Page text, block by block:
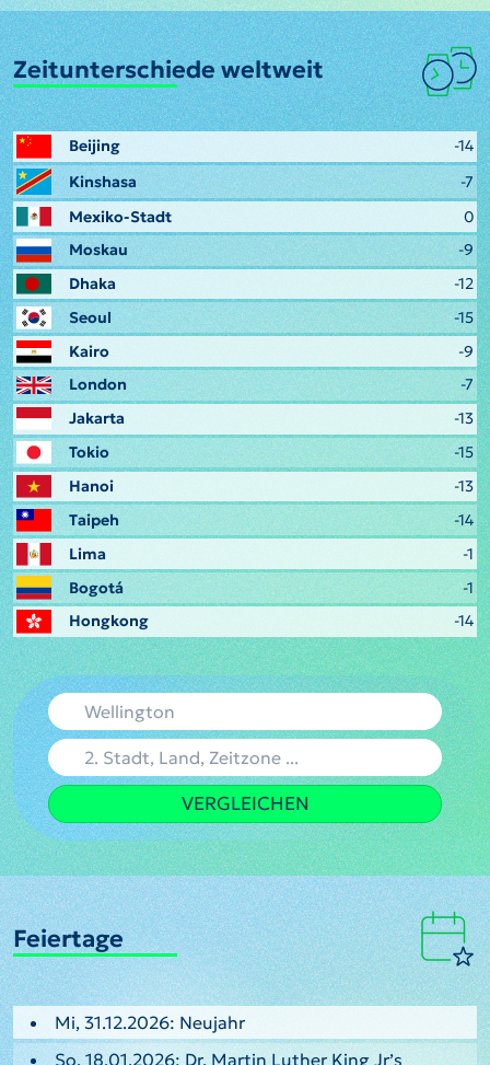
Zeitunterschiede weltweit
Beijing
-14
Kinshasa
-7
Mexiko-Stadt
0
Moskau
-9
Dhaka
-12
Seoul
-15
Kairo
-9
London
-7
Jakarta
-13
Tokio
-15
Hanoi
-13
Taipeh
-14
Lima
-1
Bogotá
-1
Hongkong
-14
VERGLEICHEN
Feiertage
Mi, 31.12.2026: Neujahr
So, 18.01.2026: Dr. Martin Luther King Jr’s